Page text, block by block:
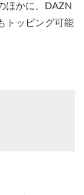
ほかに、DAZN
トッピング可能